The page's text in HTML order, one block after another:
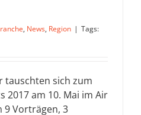
, News, Region | Tags:
tauschten sich zum
2017 am 10. Mai im Air
9 Vorträgen, 3